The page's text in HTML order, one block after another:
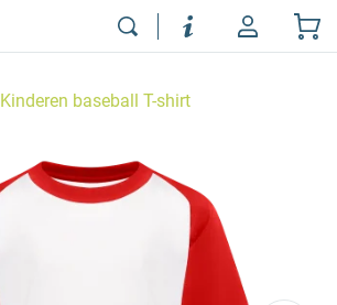
Kinderen baseball T-shirt